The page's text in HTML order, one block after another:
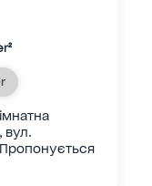
вул.
Пропонується